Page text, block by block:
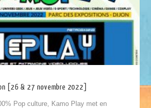
[26 & 27 novembre 2022]
Pop culture, Kamo Play met en